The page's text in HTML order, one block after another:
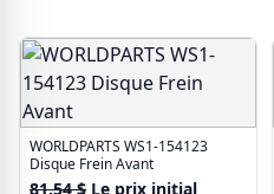
WORLDPARTS WS1-154123
Disque Frein Avant
81.54$ Le prix initial